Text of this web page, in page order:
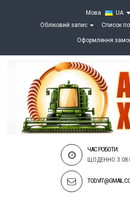
Мова
UA
Обліковий запис
Список
Оформлення
ЧАС РОБОТИ:
ЩОДЕННО З